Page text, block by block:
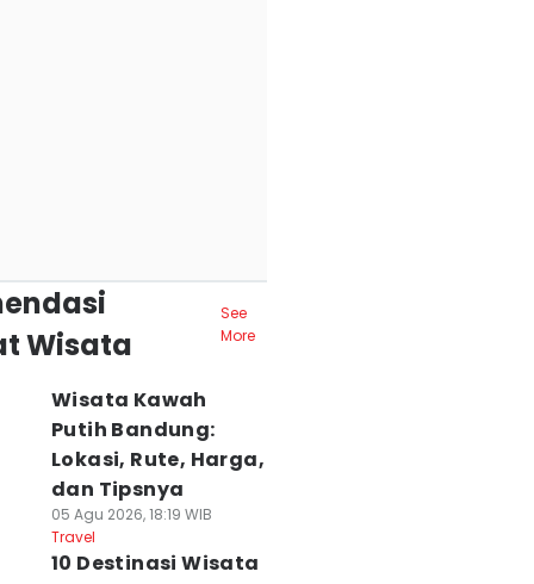
Wisata
See
More
Wisata Kawah
Putih Bandung:
Lokasi, Rute, Harga,
dan Tipsnya
05 Agu 2026, 18:19 WIB
Travel
10 Destinasi Wisata